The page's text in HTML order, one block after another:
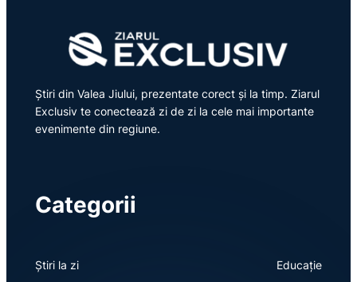
Știri din Valea Jiului, prezentate corect și la timp. Ziarul
Exclusiv te conectează zi de zi la cele mai importante
evenimente din regiune.
Categorii
Știri la zi Educație